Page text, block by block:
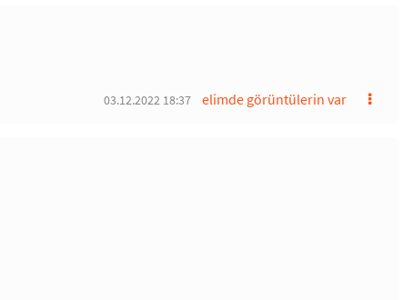
elimde görüntülerin var
03.12.2022 18:37